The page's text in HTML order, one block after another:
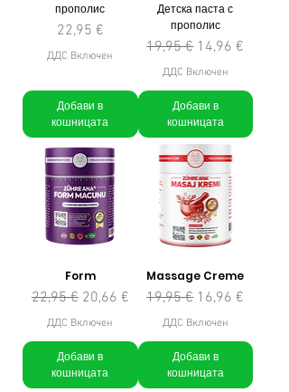
прополис
Цена
22,95 €
ДДС Включен
Добави в
кошницата
Детска паста с
прополис
Редовна цена
19,95 € Продажна цена
14,96 €
ДДС Включен
Добави в
кошницата
Form
Редовна цена
22,95 € Продажна цена
20,66 €
ДДС Включен
Добави в
кошницата
Massage Creme
Редовна цена
19,95 € Продажна цена
16,96 €
ДДС Включен
Добави в
кошницата